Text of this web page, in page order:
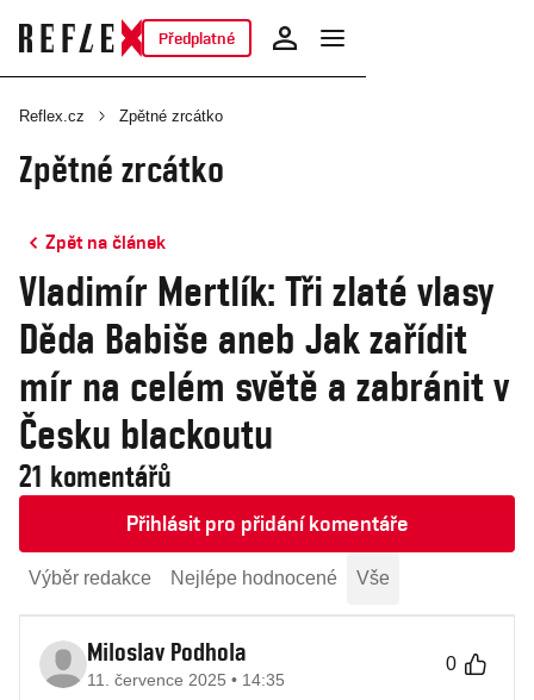
Předplatné
Reflex.cz Zpětné zrcátko
Zpětné zrcátko
Zpět na článek
Vladimír Mertlík: Tři zlaté vlasy
Děda Babiše aneb Jak zařídit
mír na celém světě a zabránit v
Česku blackoutu
21 komentářů
Přihlásit pro přidání komentáře
Výběr redakce Nejlépe hodnocené Vše
Miloslav Podhola
11. července 2025 • 14:35
0